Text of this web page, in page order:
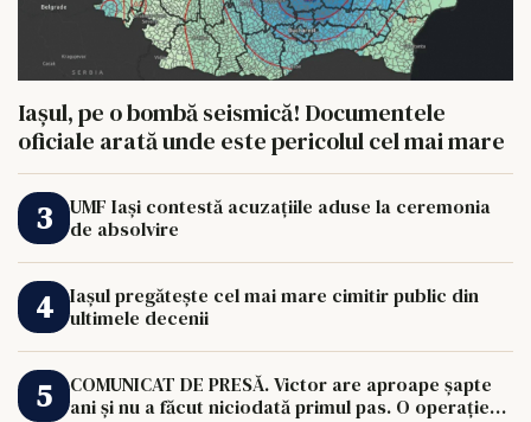
Iașul, pe o bombă seismică! Documentele
oficiale arată unde este pericolul cel mai mare
UMF Iași contestă acuzațiile aduse la ceremonia
de absolvire
Iașul pregătește cel mai mare cimitir public din
ultimele decenii
COMUNICAT DE PRESĂ. Victor are aproape șapte
ani și nu a făcut niciodată primul pas. O operație